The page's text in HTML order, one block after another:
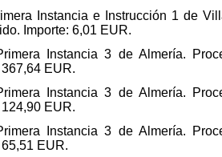
Instancia e Instrucción 1 de
Importe: 6,01 EUR.
Instancia 3 de Almería.
EUR.
Instancia 3 de Almería.
EUR.
Instancia 3 de Almería.
EUR.